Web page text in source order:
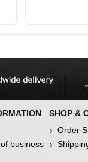
business
SHOP &
Order